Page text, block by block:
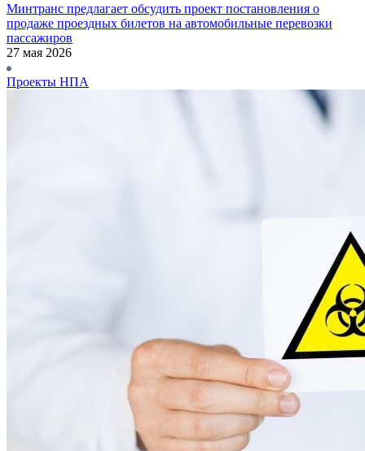
Минтранс предлагает обсудить проект постановления о
продаже проездных билетов на автомобильные перевозки
пассажиров
27 мая 2026
Проекты НПА